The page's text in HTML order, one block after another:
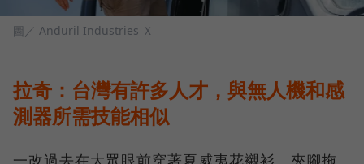
圖／ Anduril Industries Ｘ
拉奇：台灣有許多人才，與無人機和感
測器所需技能相似
一改過去在大眾眼前穿著夏威夷花襯衫、夾腳拖